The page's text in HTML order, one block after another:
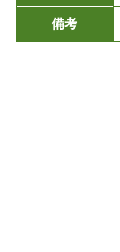
備考